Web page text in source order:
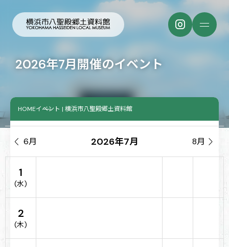
2026年7月開催のイベント
HOMEイベント | 横浜市八聖殿郷土資料館
 6月 2026年7月 8月 
1
(水)
2
(木)